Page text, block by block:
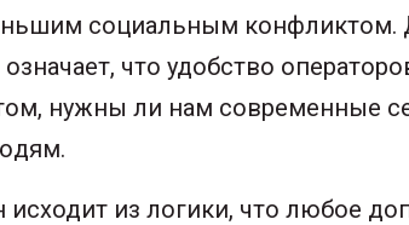
социальным конфликтом.
что удобство
нужны ли нам современные
из логики, что любое